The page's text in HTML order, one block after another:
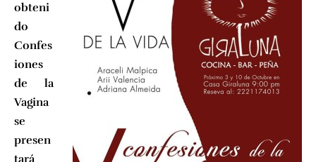
obteni
do
Confes
iones
de la
Vagina
se
presen
tará